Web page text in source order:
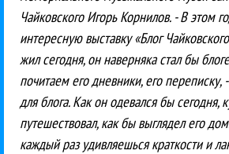
Чайковского Игорь Корнилов. - В этом
интересную выставку «Блог
жил сегодня, он наверняка стал бы
почитаем его дневники, его переписку,
для блога. Как он одевался бы сегодня,
путешествовал, как бы выглядел его
каждый раз удивляешься краткости и